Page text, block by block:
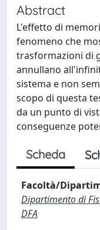
Abstract
L'effetto di
fenomeno che
trasformazioni di
annullano
sistema e non
scopo di questa
da un punto di
conseguenze
Scheda
Facoltà/
Dipartimento di
DFA